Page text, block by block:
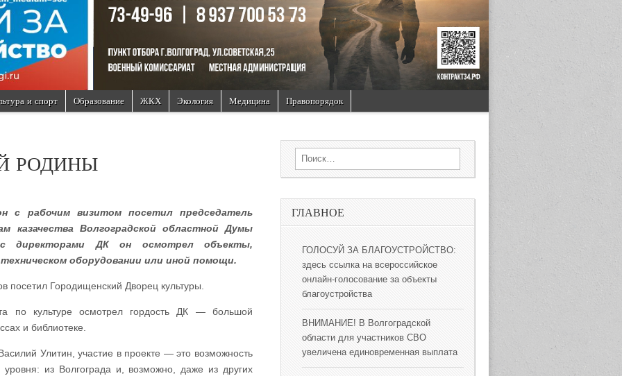
и спорт Образование ЖКХ Экология Медицина Правопорядок
РОДИНЫ
с рабочим визитом посетил председатель
казачества Волгоградской областной Думы
директорами ДК он осмотрел объекты,
оборудовании или иной помощи.
посетил Городищенский Дворец культуры.
по культуре осмотрел гордость ДК — большой
и библиотеке.
Улитин, участие в проекте — это возможность
уровня: из Волгограда и, возможно, даже из других
Search for:
ГЛАВНОЕ
ГОЛОСУЙ ЗА БЛАГОУСТРОЙСТВО:
здесь ссылка на всероссийское
онлайн-голосование за объекты
благоустройства
ВНИМАНИЕ! В Волгоградской
области для участников СВО
увеличена единовременная выплата